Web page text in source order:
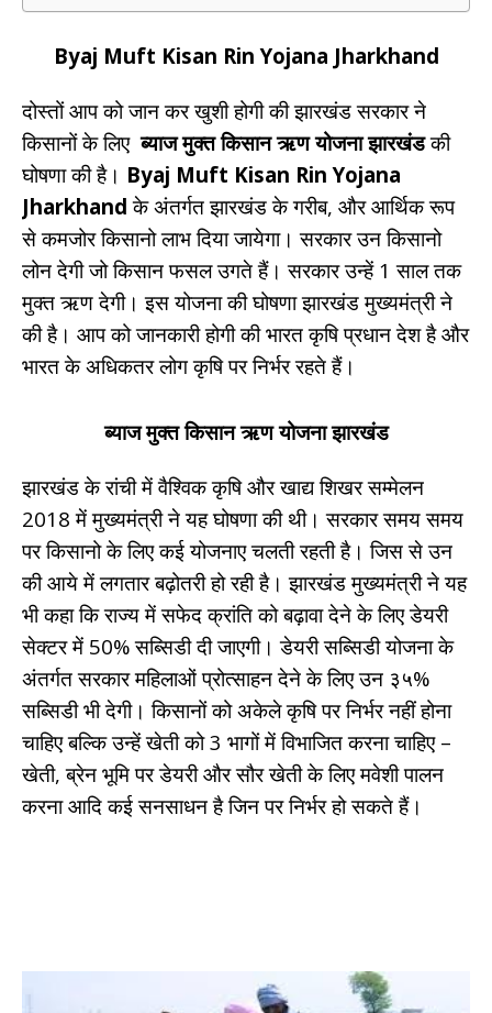
Byaj Muft Kisan Rin Yojana Jharkhand
दोस्तों आप को जान कर खुशी होगी की झारखंड सरकार ने
किसानों के लिएब्याज मुक्त किसान ऋण योजना झारखंडकी
घोषणा की है। Byaj Muft Kisan Rin Yojana
Jharkhand के अंतर्गत झारखंड के गरीब, और आर्थिक रूप
से कमजोर किसानो लाभ दिया जायेगा। सरकार उन किसानो
लोन देगी जो किसान फसल उगते हैं। सरकार उन्हें 1 साल तक
मुक्त ऋण देगी। इस योजना की घोषणा झारखंड मुख्यमंत्री ने
की है। आप को जानकारी होगी की भारत कृषि प्रधान देश है और
भारत के अधिकतर लोग कृषि पर निर्भर रहते हैं।
ब्याज मुक्त किसान ऋण योजना झारखंड
झारखंड के रांची में वैश्विक कृषि और खाद्य शिखर सम्मेलन
2018 में मुख्यमंत्री ने यह घोषणा की थी। सरकार समय समय
पर किसानो के लिए कई योजनाए चलती रहती है। जिस से उन
की आये में लगतार बढ़ोतरी हो रही है। झारखंड मुख्यमंत्री ने यह
भी कहा कि राज्य में सफेद क्रांति को बढ़ावा देने के लिए डेयरी
सेक्टर में 50% सब्सिडी दी जाएगी। डेयरी सब्सिडी योजना के
अंतर्गत सरकार महिलाओं प्रोत्साहन देने के लिए उन ३५%
सब्सिडी भी देगी। किसानों को अकेले कृषि पर निर्भर नहीं होना
चाहिए बल्कि उन्हें खेती को 3 भागों में विभाजित करना चाहिए –
खेती, ब्रेन भूमि पर डेयरी और सौर खेती के लिए मवेशी पालन
करना आदि कई सनसाधन है जिन पर निर्भर हो सकते हैं।